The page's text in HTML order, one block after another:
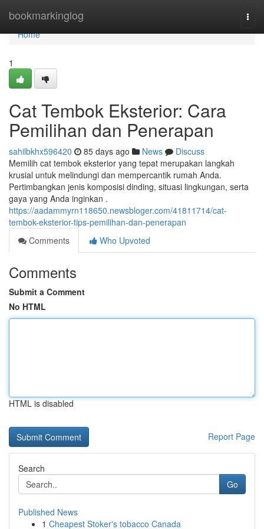
bookmarkinglog
Home
Home
1
Cat Tembok Eksterior: Cara
Pemilihan dan Penerapan
sahilbkhx596420 85 days ago News
Discuss
Memilih cat tembok eksterior yang tepat merupakan langkah
krusial untuk melindungi dan mempercantik rumah Anda.
Pertimbangkan jenis komposisi dinding, situasi lingkungan, serta
gaya yang Anda inginkan .
https://aadammyrn118650.newsbloger.com/41811714/cat-
tembok-eksterior-tips-pemilihan-dan-penerapan
Comments
Who Upvoted
Comments
Submit a Comment
No HTML
HTML is disabled
Report Page
Search
Go
Published News
1 Cheapest Stoker's tobacco Canada